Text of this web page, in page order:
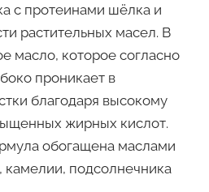
с протеинами шёлка и
растительных масел. В
масло, которое согласно
проникает в
благодаря высокому
жирных кислот.
обогащена маслами
камелии, подсолнечника